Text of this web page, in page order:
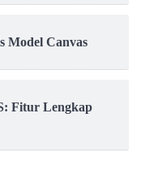
Model Canvas
Fitur Lengkap